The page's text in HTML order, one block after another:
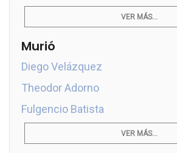
VER MÁS...
Murió
Diego Velázquez
Theodor Adorno
Fulgencio Batista
VER MÁS...